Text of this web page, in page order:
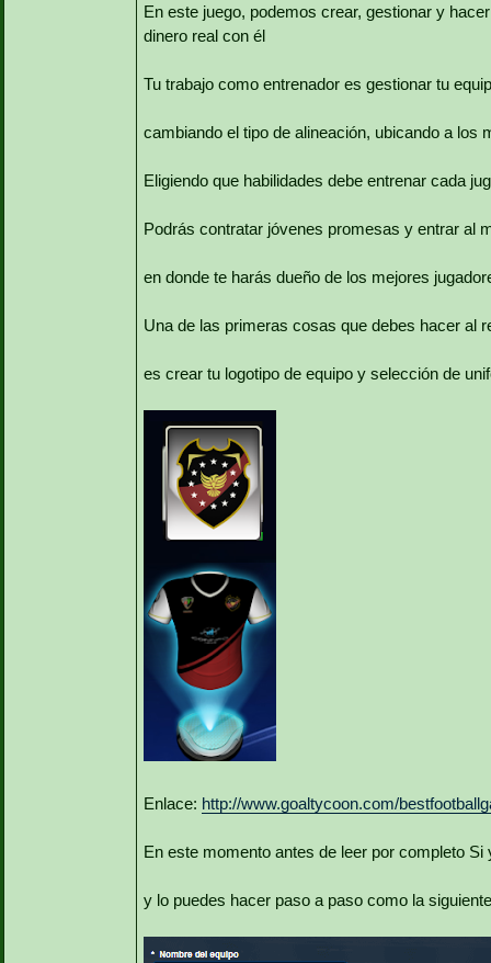
En este juego, podemos crear, gestionar y
dinero real con él
Tu trabajo como entrenador es gestionar tu
cambiando el tipo de alineación, ubicando a los
Eligiendo que habilidades debe entrenar cada
Podrás contratar jóvenes promesas y entrar al
en donde te harás dueño de los mejores
Una de las primeras cosas que debes hacer al
es crear tu logotipo de equipo y selección de
Enlace: http://www.goaltycoon.com/
En este momento antes de leer por completo
y lo puedes hacer paso a paso como la